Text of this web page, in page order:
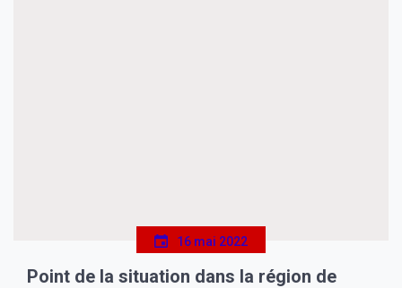
16 mai 2022
Point de la situation dans la région de